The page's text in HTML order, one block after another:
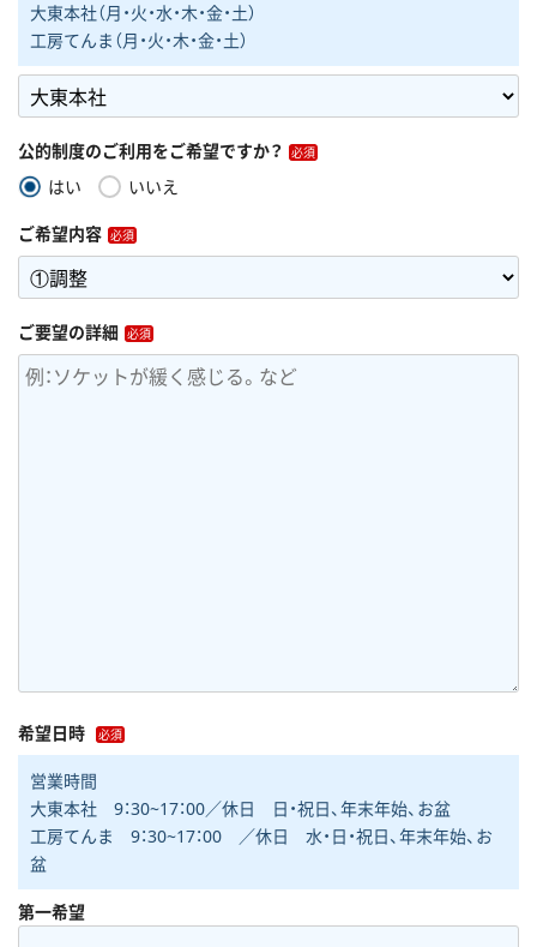
大東本社（月・火・水・木・金・土）
工房てんま（月・火・木・金・土）
公的制度のご利用をご希望ですか？
はい
いいえ
ご希望内容
ご要望の詳細
希望日時
営業時間
大東本社 9：30~17：00／休日 日・祝日、年末年始、お盆
工房てんま 9：30~17：00 ／休日 水・日・祝日、年末年始、お
盆
第一希望